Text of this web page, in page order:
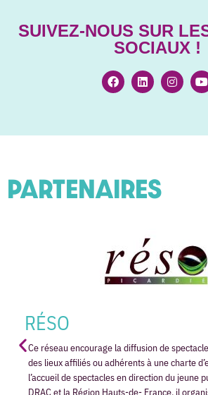
SUIVEZ-NOUS SUR
SOCIAUX !
PARTENAIRES
RÉSO
Ce réseau encourage la diffusion de
des lieux affiliés ou adhérents à une charte
l’accueil de spectacles en direction du jeune
DRAC et la Région Hauts-de- France, il